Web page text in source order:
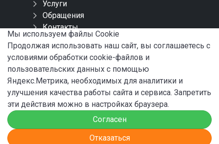
Услуги
Обращения
Контакты
Карта сайта
СОЦИАЛЬНЫЕ СЕТИ
© 2024 ФБУ «Администрация «Волго-Балт»
Мы используем файлы Сookie
Продолжая использовать наш сайт, вы соглашаетесь с
условиями обработки cookie-файлов и
пользовательских данных с помощью
Яндекс.Метрика, необходимых для аналитики и
улучшения качества работы сайта и сервиса. Запретить
эти действия можно в настройках браузера.
Согласен
Отказаться